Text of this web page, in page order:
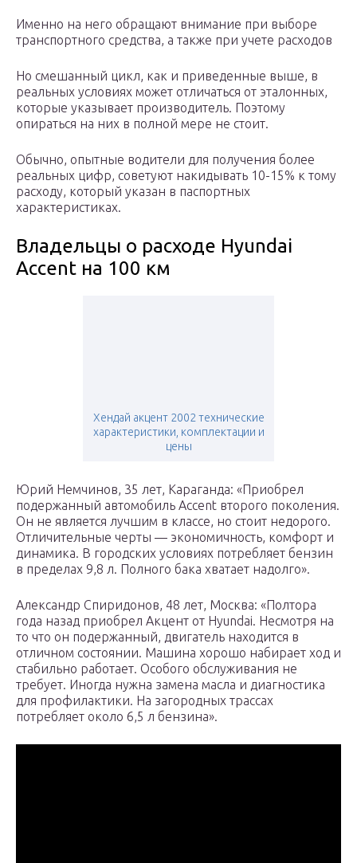
Именно на него обращают внимание при выборе
транспортного средства, а также при учете расходов
Но смешанный цикл, как и приведенные выше, в
реальных условиях может отличаться от эталонных,
которые указывает производитель. Поэтому
опираться на них в полной мере не стоит.
Обычно, опытные водители для получения более
реальных цифр, советуют накидывать 10-15% к тому
расходу, который указан в паспортных
характеристиках.
Владельцы о расходе Hyundai
Accent на 100 км
Хендай акцент 2002 технические
характеристики, комплектации и
цены
Юрий Немчинов, 35 лет, Караганда: «Приобрел
подержанный автомобиль Accent второго поколения.
Он не является лучшим в классе, но стоит недорого.
Отличительные черты — экономичность, комфорт и
динамика. В городских условиях потребляет бензин
в пределах 9,8 л. Полного бака хватает надолго».
Александр Спиридонов, 48 лет, Москва: «Полтора
года назад приобрел Акцент от Hyundai. Несмотря на
то что он подержанный, двигатель находится в
отличном состоянии. Машина хорошо набирает ход и
стабильно работает. Особого обслуживания не
требует. Иногда нужна замена масла и диагностика
для профилактики. На загородных трассах
потребляет около 6,5 л бензина».